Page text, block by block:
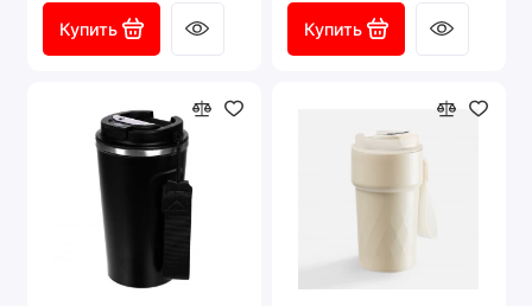
Купить Купить